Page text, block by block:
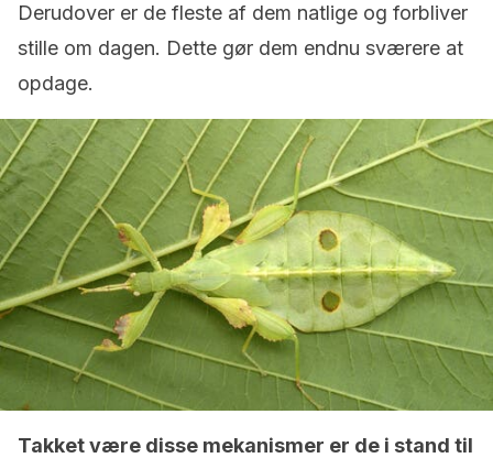
Derudover er de fleste af dem natlige og forbliver
stille om dagen. Dette gør dem endnu sværere at
opdage.
Takket være disse mekanismer er de i stand til